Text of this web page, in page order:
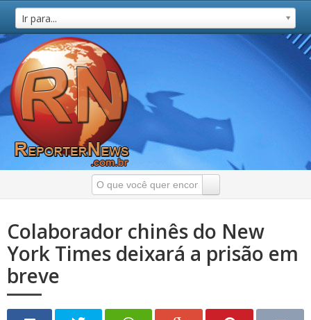
Ir para...
Colaborador chinês do New
York Times deixará a prisão em
breve